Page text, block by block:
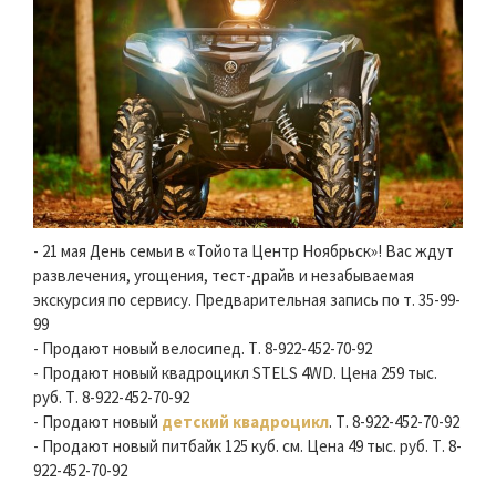
- 21 мая День семьи в «Тойота Центр Ноябрьск»! Вас ждут
развлечения, угощения, тест-драйв и незабываемая
экскурсия по сервису. Предварительная запись по т. 35-99-
99
- Продают новый велосипед. Т. 8-922-452-70-92
- Продают новый квадроцикл STELS 4WD. Цена 259 тыс.
руб. Т. 8-922-452-70-92
- Продают новый детский квадроцикл. Т. 8-922-452-70-92
- Продают новый питбайк 125 куб. см. Цена 49 тыс. руб. Т. 8-
922-452-70-92